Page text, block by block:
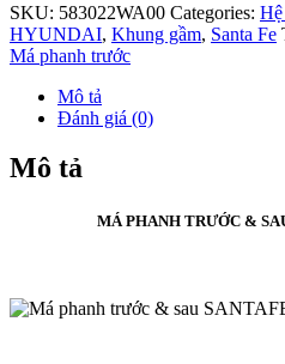
SKU: 583022WA00 Categories: Hệ
HYUNDAI, Khung gầm, Santa Fe
Má phanh trước
Mô tả
Đánh giá (0)
Mô tả
MÁ PHANH TRƯỚC &